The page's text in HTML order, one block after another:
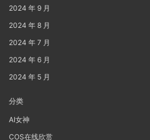
2024 年 9 月
2024 年 8 月
2024 年 7 月
2024 年 6 月
2024 年 5 月
分类
AI女神
COS在线欣赏